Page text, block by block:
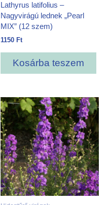
Lathyrus latifolius –
Nagyvirágú lednek „Pearl
MIX” (12 szem)
1150 Ft
Kosárba teszem